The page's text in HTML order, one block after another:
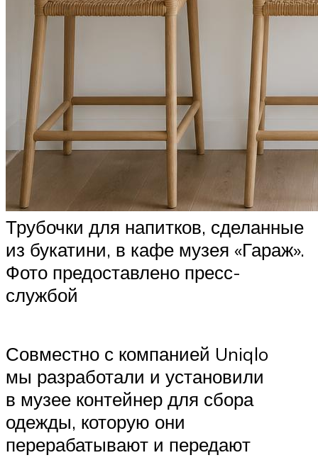
Трубочки для напитков, сделанные
из букатини, в кафе музея «Гараж».
Фото предоставлено пресс-
службой
Совместно с компанией Uniqlo
мы разработали и установили
в музее контейнер для сбора
одежды, которую они
перерабатывают и передают